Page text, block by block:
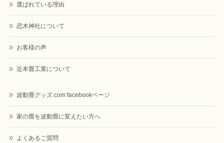
選ばれている理由
恋木神社について
お客様の声
近本畳工業について
波動畳グッズ.com facebookページ
家の畳を波動畳に変えたい方へ
よくあるご質問